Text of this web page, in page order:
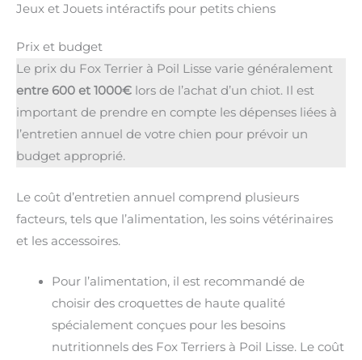
Jeux et Jouets intéractifs pour petits chiens
Prix et budget
Le prix du Fox Terrier à Poil Lisse varie généralement
entre 600 et 1000€ lors de l’achat d’un chiot. Il est
important de prendre en compte les dépenses liées à
l’entretien annuel de votre chien pour prévoir un
budget approprié.
Le coût d’entretien annuel comprend plusieurs
facteurs, tels que l’alimentation, les soins vétérinaires
et les accessoires.
Pour l’alimentation, il est recommandé de
choisir des croquettes de haute qualité
spécialement conçues pour les besoins
nutritionnels des Fox Terriers à Poil Lisse. Le coût